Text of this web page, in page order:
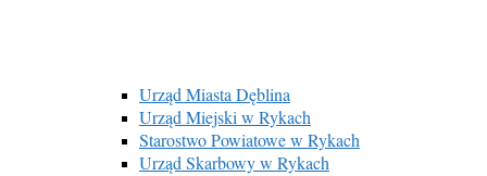
Urząd Miasta Dęblina
Urząd Miejski w Rykach
Starostwo Powiatowe w Rykach
Urząd Skarbowy w Rykach